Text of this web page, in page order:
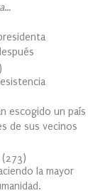
)
escogido un país
de sus vecinos
(273)
la mayor